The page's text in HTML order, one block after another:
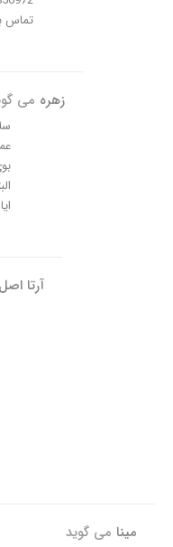
تماس
زهره می
آرتا اصل
مینا می گوید